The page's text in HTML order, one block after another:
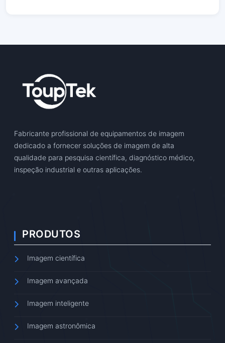
Fabricante profissional de equipamentos de imagem
dedicado a fornecer soluções de imagem de alta
qualidade para pesquisa científica, diagnóstico médico,
inspeção industrial e outras aplicações.
PRODUTOS
Imagem científica
Imagem avançada
Imagem inteligente
Imagem astronômica